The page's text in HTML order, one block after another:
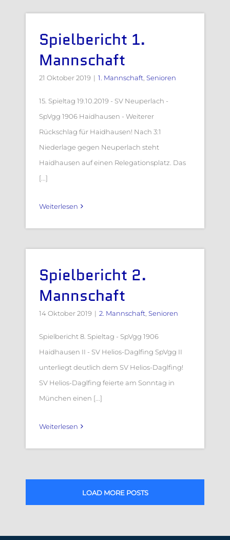
Spielbericht 1.
Mannschaft
21 Oktober 2019 | 1. Mannschaft, Senioren
15. Spieltag 19.10.2019 - SV Neuperlach -
SpVgg 1906 Haidhausen - Weiterer
Rückschlag für Haidhausen! Nach 3:1
Niederlage gegen Neuperlach steht
Haidhausen auf einen Relegationsplatz. Das
[...]
Weiterlesen
Spielbericht 2.
Mannschaft
14 Oktober 2019 | 2. Mannschaft, Senioren
Spielbericht 8. Spieltag - SpVgg 1906
Haidhausen II - SV Helios-Daglfing SpVgg II
unterliegt deutlich dem SV Helios-Daglfing!
SV Helios-Daglfing feierte am Sonntag in
München einen [...]
Weiterlesen
LOAD MORE POSTS